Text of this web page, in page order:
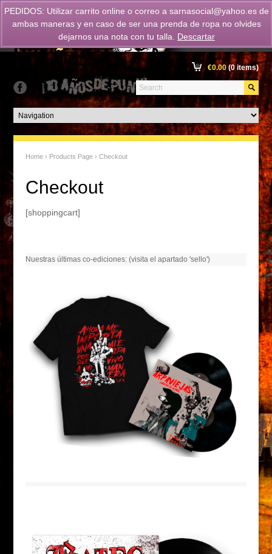
€0.00(0 items)
Home › Products Page › Checkout
Checkout
[shoppingcart]
Nuestras últimas co-ediciones: (visita el apartado 'sello')
PEDIDOS: Utilizar carrito online o correo a sarnasocial@yahoo.es de
ambas maneras y en caso de ser una prenda de ropa no olvides
dejarnos una nota con tu talla.
Descartar